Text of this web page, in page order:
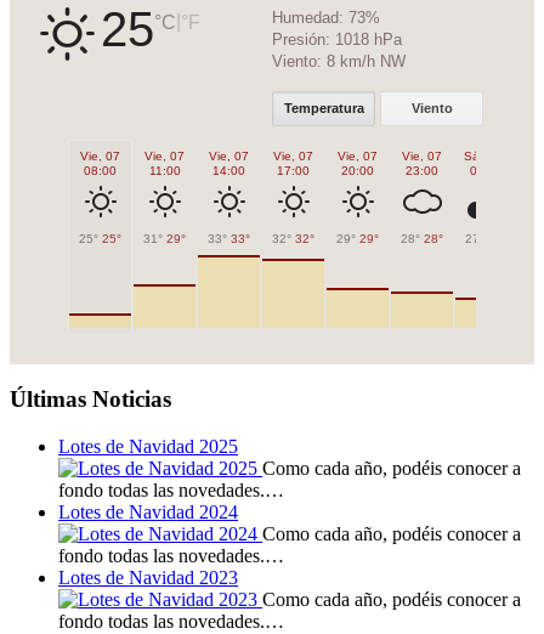
25°C °F Humedad: 73%
Presión: 1018 hPa
Viento: 8 km/h NW
Temperatura Viento
Vie, 07
08:00
25° 25°
Vie, 07
11:00
31° 29°
Vie, 07
14:00
33° 33°
Vie, 07
17:00
32° 32°
Vie, 07
20:00
29° 29°
Vie, 07
23:00
28° 28°
Sáb, 08
02:00
27°
Últimas Noticias
Lotes de Navidad 2025
Como cada año, podéis conocer a
fondo todas las novedades.…
Lotes de Navidad 2024
Como cada año, podéis conocer a
fondo todas las novedades.…
Lotes de Navidad 2023
Como cada año, podéis conocer a
fondo todas las novedades.…